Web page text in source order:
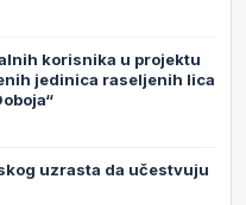
korisnika u projektu
jedinica raseljenih lica
uzrasta da učestvuju